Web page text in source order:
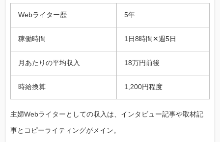
Webライター歴 5年
稼働時間 1日8時間✕週5日
月あたりの平均収入 18万円前後
時給換算 1,200円程度
主婦Webライターとしての収入は、インタビュー記事や取材記
事とコピーライティングがメイン。